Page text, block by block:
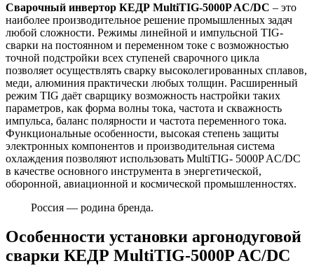
Сварочный инвертор КЕДР MultiTIG-5000P AC/DC – это
наиболее производительное решение промышленных задач
любой сложности. Режимы линейной и импульсной TIG-
сварки на постоянном и переменном токе с возможностью
точной подстройки всех ступеней сварочного цикла
позволяет осуществлять сварку высоколегированных сплавов,
меди, алюминия практически любых толщин. Расширенный
режим TIG даёт сварщику возможность настройки таких
параметров, как форма волны тока, частота и скважность
импульса, баланс полярности и частота переменного тока.
Функциональные особенности, высокая степень защиты
электронных компонентов и производительная система
охлаждения позволяют использовать MultiTIG- 5000P AC/DC
в качестве основного инструмента в энергетической,
оборонной, авиационной и космической промышленностях.
Россия — родина бренда.
Особенности установки аргонодуговой
сварки КЕДР MultiTIG-5000P AC/DC